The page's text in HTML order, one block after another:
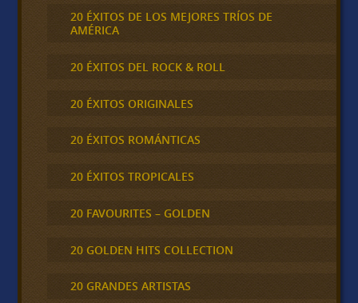
20 ÉXITOS DE LOS MEJORES TRÍOS DE
AMÉRICA
20 ÉXITOS DEL ROCK & ROLL
20 ÉXITOS ORIGINALES
20 ÉXITOS ROMÁNTICAS
20 ÉXITOS TROPICALES
20 FAVOURITES – GOLDEN
20 GOLDEN HITS COLLECTION
20 GRANDES ARTISTAS